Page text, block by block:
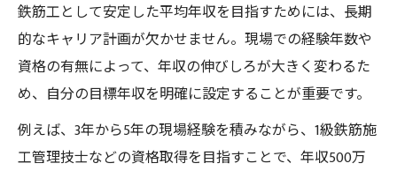
鉄筋工として安定した平均年収を目指すためには、長期
的なキャリア計画が欠かせません。現場での経験年数や
資格の有無によって、年収の伸びしろが大きく変わるた
め、自分の目標年収を明確に設定することが重要です。
例えば、3年から5年の現場経験を積みながら、1級鉄筋施
工管理技士などの資格取得を目指すことで、年収500万